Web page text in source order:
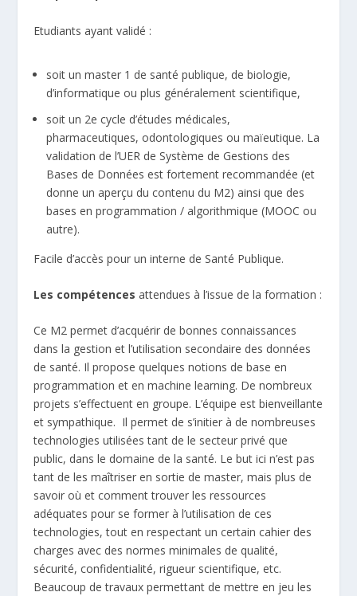
Etudiants ayant validé :
soit un master 1 de santé publique, de biologie,
d’informatique ou plus généralement scientifique,
soit un 2e cycle d’études médicales,
pharmaceutiques, odontologiques ou maïeutique. La
validation de l’UER de Système de Gestions des
Bases de Données est fortement recommandée (et
donne un aperçu du contenu du M2) ainsi que des
bases en programmation / algorithmique (MOOC ou
autre).
Facile d’accès pour un interne de Santé Publique.
Les compétences attendues à l’issue de la formation :
Ce M2 permet d’acquérir de bonnes connaissances
dans la gestion et l’utilisation secondaire des données
de santé. Il propose quelques notions de base en
programmation et en machine learning. De nombreux
projets s’effectuent en groupe. L’équipe est bienveillante
et sympathique. Il permet de s’initier à de nombreuses
technologies utilisées tant de le secteur privé que
public, dans le domaine de la santé. Le but ici n’est pas
tant de les maîtriser en sortie de master, mais plus de
savoir où et comment trouver les ressources
adéquates pour se former à l’utilisation de ces
technologies, tout en respectant un certain cahier des
charges avec des normes minimales de qualité,
sécurité, confidentialité, rigueur scientifique, etc.
Beaucoup de travaux permettant de mettre en jeu les